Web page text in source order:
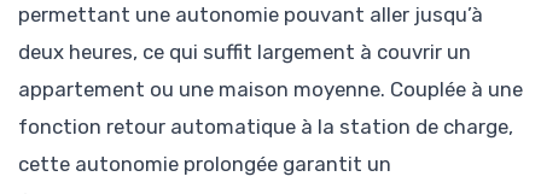
permettant une autonomie pouvant aller jusqu’à
deux heures, ce qui suffit largement à couvrir un
appartement ou une maison moyenne. Couplée à une
fonction retour automatique à la station de charge,
cette autonomie prolongée garantit un